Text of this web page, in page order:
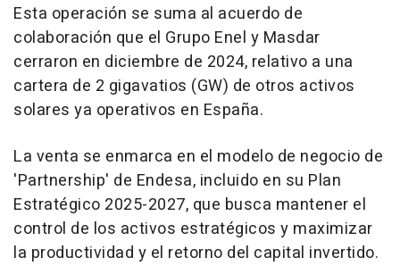
Esta operación se suma al acuerdo de
colaboración que el Grupo Enel y Masdar
cerraron en diciembre de 2024, relativo a una
cartera de 2 gigavatios (GW) de otros activos
solares ya operativos en España.
La venta se enmarca en el modelo de negocio de
'Partnership' de Endesa, incluido en su Plan
Estratégico 2025-2027, que busca mantener el
control de los activos estratégicos y maximizar
la productividad y el retorno del capital invertido.